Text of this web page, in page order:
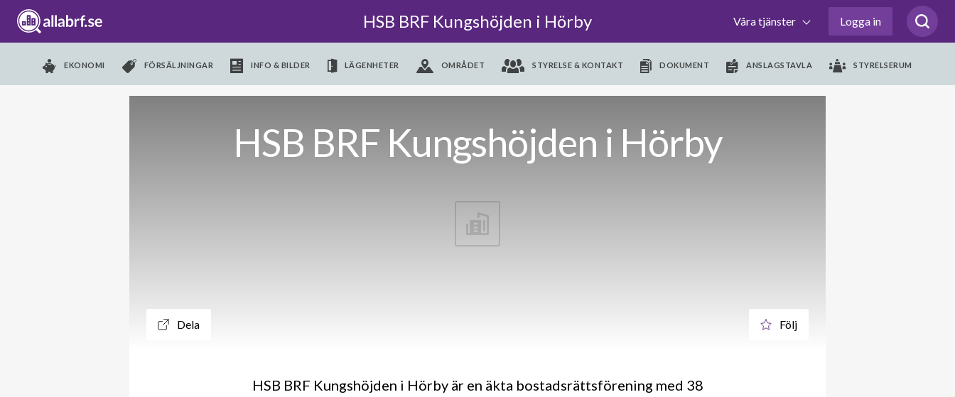
HSB BRF Kungshöjden i Hörby Våra tjänster Logga in
EKONOMI FÖRSÄLJNINGAR INFO & BILDER LÄGENHETER OMRÅDET STYRELSE & KONTAKT DOKUMENT ANSLAGSTAVLA STYRELSERUM
HSB BRF Kungshöjden i Hörby
Dela Följ
HSB BRF Kungshöjden i Hörby är en äkta bostadsrättsförening med 38